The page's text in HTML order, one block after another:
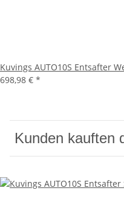
Kuvings AUTO10S Entsafter
698,98 € *
Kunden kauften